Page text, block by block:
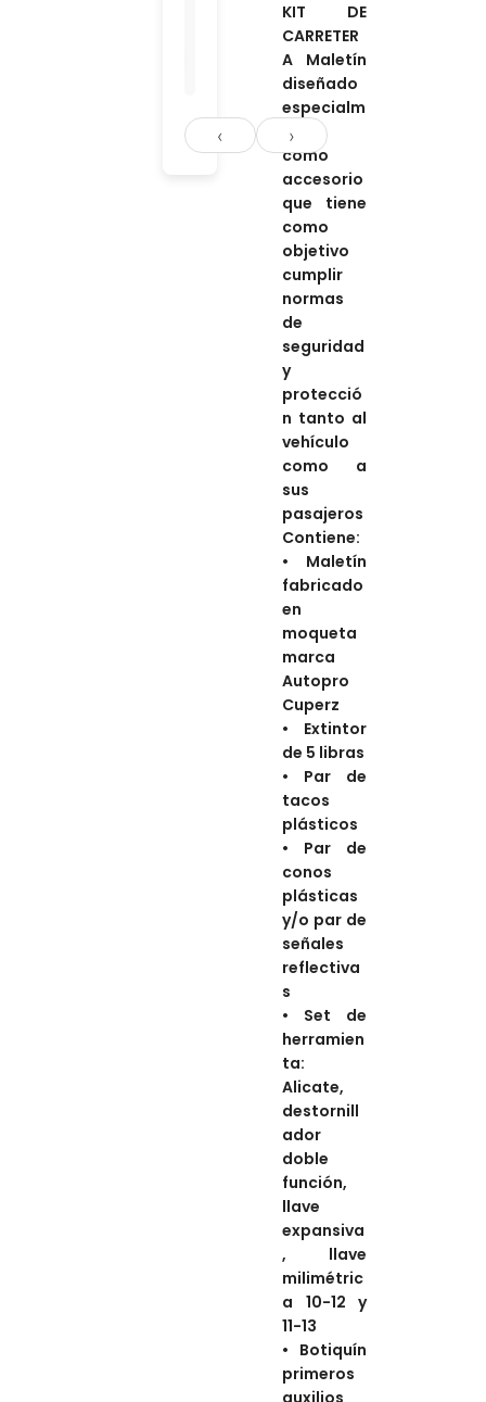
‹ ›
KIT DE
CARRETER
A Maletín
diseñado
especialm
ente
como
accesorio
que
tiene
como
objetivo
cumplir
normas
de
seguridad
y
protecció
n tanto al
vehículo
como a
sus
pasajeros
Contiene:
• Maletín
fabricado
en
moqueta
marca
Autopro
Cuperz
• Extintor
de 5 libras
• Par de
tacos
plásticos
• Par de
conos
plásticas
y/o par de
señales
reflectiva
s
• Set de
herramien
ta:
Alicate,
destornill
ador
doble
función,
llave
expansiva
, llave
milimétric
a 10-12 y
11-13
• Botiquín
primeros